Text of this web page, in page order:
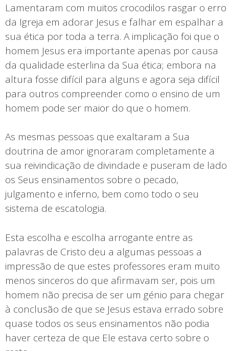
Lamentaram com muitos crocodilos rasgar o erro
da Igreja em adorar Jesus e falhar em espalhar a
sua ética por toda a terra. A implicação foi que o
homem Jesus era importante apenas por causa
da qualidade esterlina da Sua ética; embora na
altura fosse difícil para alguns e agora seja difícil
para outros compreender como o ensino de um
homem pode ser maior do que o homem.
As mesmas pessoas que exaltaram a Sua
doutrina de amor ignoraram completamente a
sua reivindicação de divindade e puseram de lado
os Seus ensinamentos sobre o pecado,
julgamento e inferno, bem como todo o seu
sistema de escatologia.
Esta escolha e escolha arrogante entre as
palavras de Cristo deu a algumas pessoas a
impressão de que estes professores eram muito
menos sinceros do que afirmavam ser, pois um
homem não precisa de ser um génio para chegar
à conclusão de que se Jesus estava errado sobre
quase todos os seus ensinamentos não podia
haver certeza de que Ele estava certo sobre o